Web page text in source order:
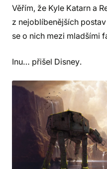
Věřím, že Kyle Katarn a
z nejoblíbenějších
se o nich mezi mladšími
Inu… přišel Disney.